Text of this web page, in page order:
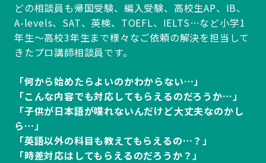
どの相談員も帰国受験、編入受験、高校生AP、IB、
A-levels、SAT、英検、TOEFL、IELTS…など小学1
年生～高校3年生まで様々なご依頼の解決を担当して
きたプロ講師相談員です。
「何から始めたらよいのかわからない…」
「こんな内容でも対応してもらえるのだろうか…」
「子供が日本語が喋れないんだけど大丈夫なのかし
ら…」
「英語以外の科目も教えてもらえるの…？」
「時差対応はしてもらえるのだろうか？」